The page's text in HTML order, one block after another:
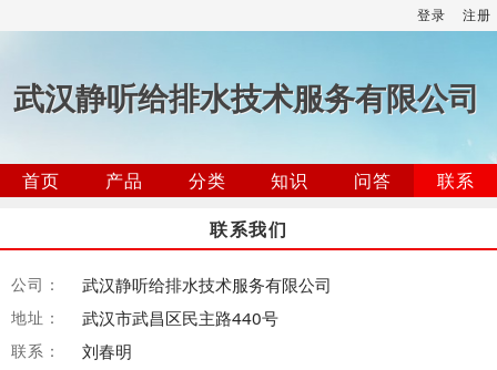
登录 注册
武汉静听给排水技术服务有限公司
首页 产品 分类 知识 问答
联系
联系我们
公司： 武汉静听给排水技术服务有限公司
地址： 武汉市武昌区民主路440号
联系： 刘春明